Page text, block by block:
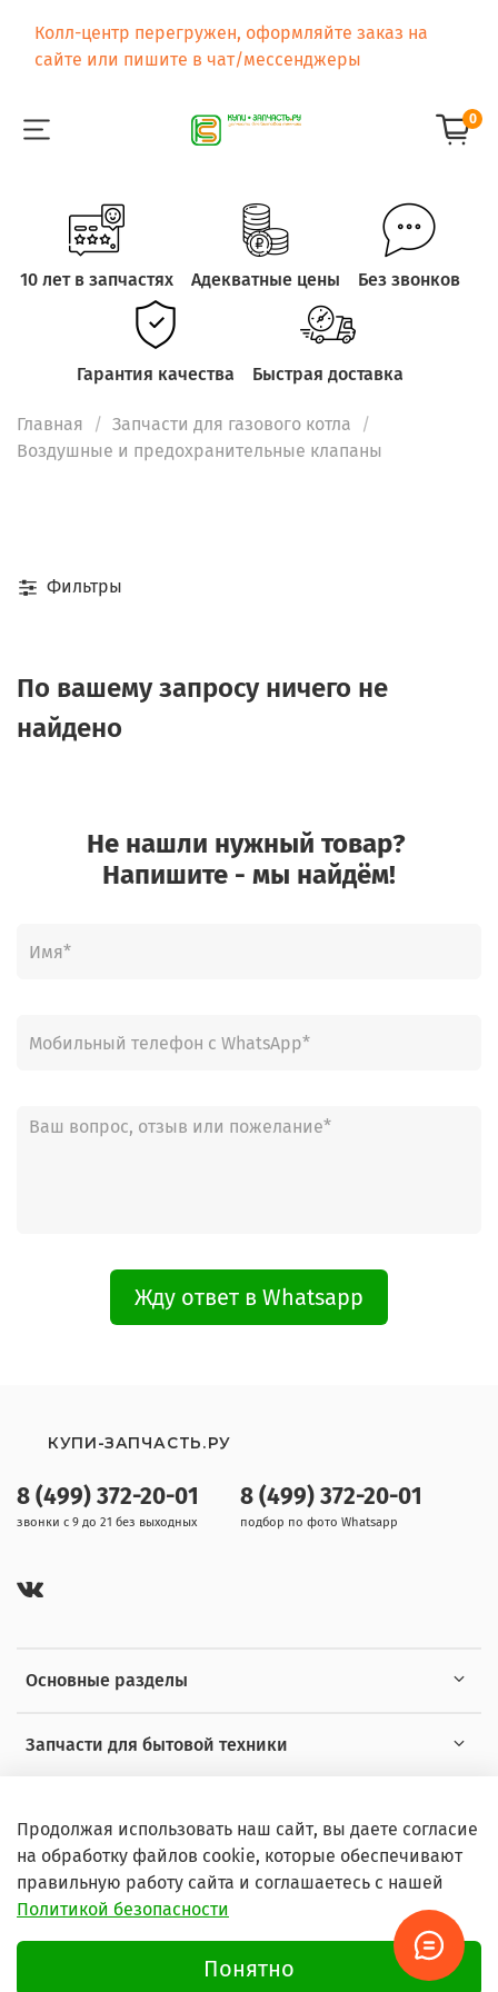
Колл-центр перегружен, оформляйте заказ на
сайте или пишите в чат/мессенджеры
0
10 лет в запчастях Адекватные цены Без звонков
Гарантия качества Быстрая доставка
Главная
Запчасти для газового котла
Воздушные и предохранительные клапаны
Фильтры
По вашему запросу ничего не
найдено
Не нашли нужный товар?
Напишите - мы найдём!
Жду ответ в Whatsapp
Основные разделы
Запчасти для бытовой техники
8 (499) 372-20-01
звонки с 9 до 21 без выходных
8 (499) 372-20-01
подбор по фото Whatsapp
КУПИ-ЗАПЧАСТЬ.РУ
© 2026 Любое использование контента без письменного
Продолжая использовать наш сайт, вы даете согласие
на обработку файлов cookie, которые обеспечивают
правильную работу сайта и соглашаетесь с нашей
Политикой безопасности
Понятно